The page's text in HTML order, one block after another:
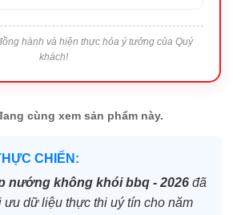
hành và hiện thực hóa ý tưởng của Quý
khách!
cùng xem sản phẩm này.
CHIẾN:
nướng không khói bbq - 2026 đã
ưu dữ liệu thực thi uý tín cho năm